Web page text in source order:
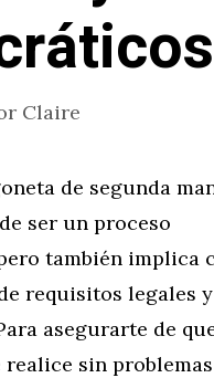
Claire
de segunda
ser un proceso
también implica
requisitos legales y
asegurarte de
sin